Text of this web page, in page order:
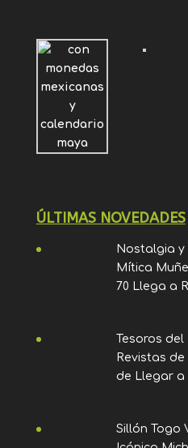
ÚLTIMAS NOVEDADES
Nostalgia y
Mítica
70 Llega a
Tesoros del
Revistas
de Llegar a
Sillón Togo